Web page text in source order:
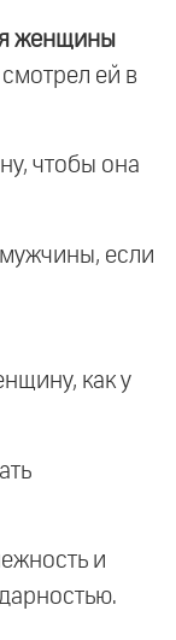
женщины
ей в
чтобы она
если
как у
и